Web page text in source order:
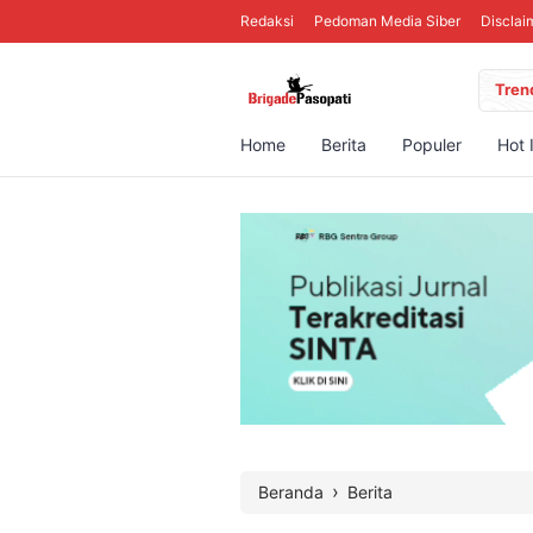
Redaksi Pedoman Media Siber
Home Berita Populer Hot
Beranda › Berita